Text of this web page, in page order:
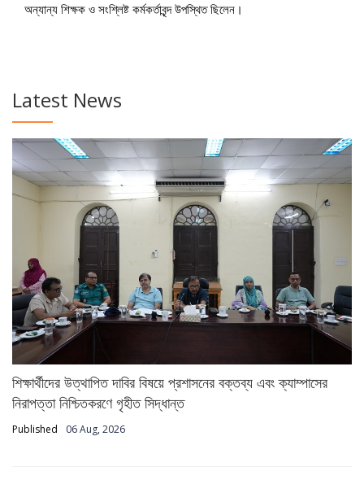
অন্যান্য শিক্ষক ও সংশ্লিষ্ট কর্মকর্তাবৃন্দ উপস্থিত ছিলেন।
Latest News
শিক্ষার্থীদের উত্থাপিত দাবির বিষয়ে প্রশাসনের বক্তব্য এবং ক্যাম্পাসের
নিরাপত্তা নিশ্চিতকরণে গৃহীত সিদ্ধান্ত
Published 06 Aug, 2026